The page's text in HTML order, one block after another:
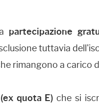
partecipazione
tuttavia
rimangono a carico
quota E) che si